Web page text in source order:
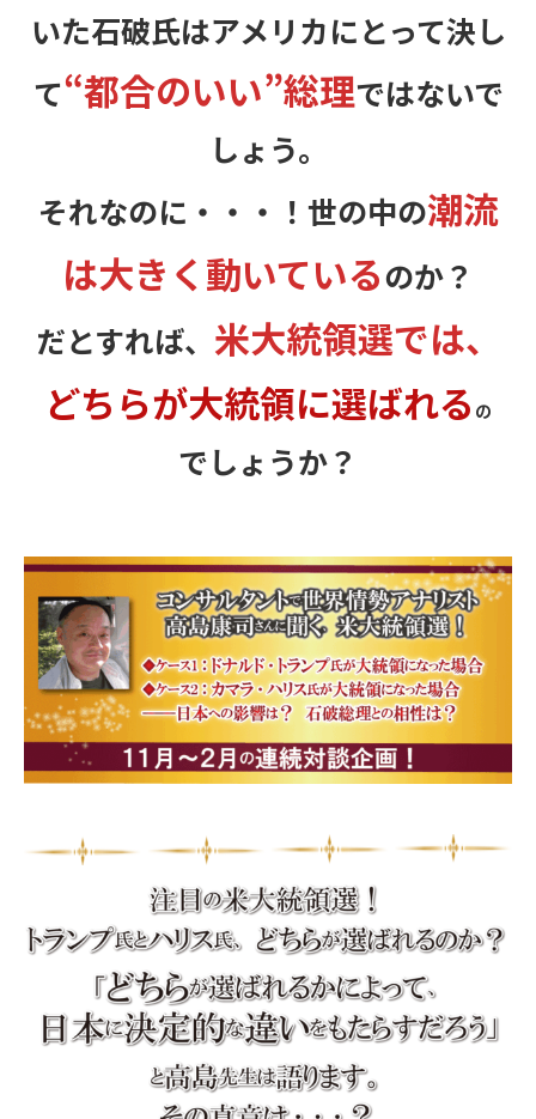
いた石破氏はアメリカにとって決し
て“都合のいい”総理ではないで
しょう。
それなのに・・・！世の中の潮流
は大きく動いているのか？
だとすれば、 米大統領選では、
どちらが大統領に選ばれる の
でしょうか？